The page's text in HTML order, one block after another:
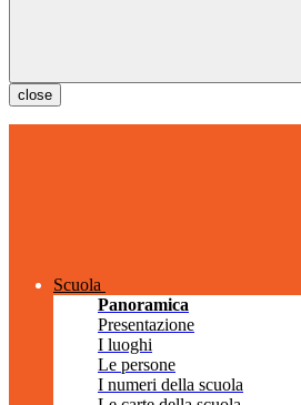
close
Scuola
Panoramica
Presentazione
I luoghi
Le persone
I numeri della scuola